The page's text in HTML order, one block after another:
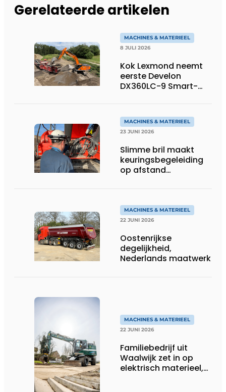
Gerelateerde artikelen
MACHINES & MATERIEEL
8 JULI 2026
Kok Lexmond neemt
eerste Develon
DX360LC-9 Smart-
MACHINES & MATERIEEL
23 JUNI 2026
Slimme bril maakt
keuringsbegeleiding
op afstand
MACHINES & MATERIEEL
22 JUNI 2026
Oostenrijkse
degelijkheid,
Nederlands maatwerk
MACHINES & MATERIEEL
22 JUNI 2026
Familiebedrijf uit
Waalwijk zet in op
elektrisch materieel,